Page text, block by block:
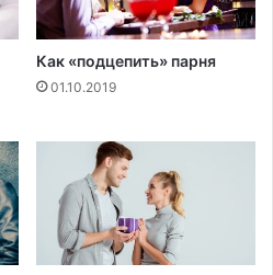
Как «подцепить» парня
01.10.2019